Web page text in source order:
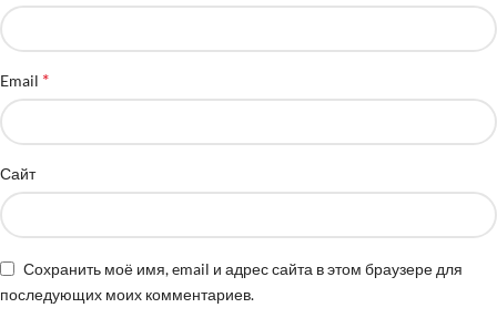
Email *
Сайт
Сохранить моё имя, email и адрес сайта в этом браузере для
последующих моих комментариев.